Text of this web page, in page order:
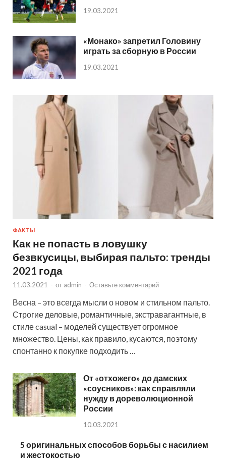
19.03.2021
«Монако» запретил Головину
играть за сборную в России
19.03.2021
ФАКТЫ
Как не попасть в ловушку
безвкусицы, выбирая пальто: тренды
2021 года
11.03.2021 - от admin - Оставьте комментарий
Весна – это всегда мысли о новом и стильном пальто.
Строгие деловые, романтичные, экстравагантные, в
стиле casual – моделей существует огромное
множество. Цены, как правило, кусаются, поэтому
спонтанно к покупке подходить …
От «отхожего» до дамских
«соусников»: как справляли
нужду в дореволюционной
России
10.03.2021
5 оригинальных способов борьбы с насилием
и жестокостью